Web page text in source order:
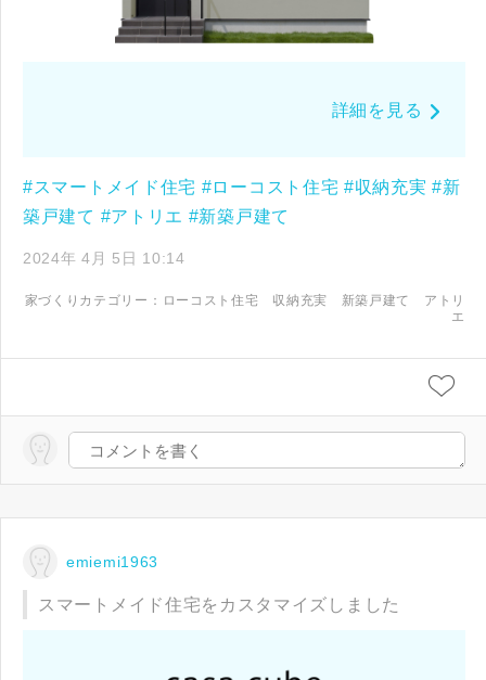
詳細を見る
#スマートメイド住宅 #ローコスト住宅 #収納充実 #新
築戸建て #アトリエ #新築戸建て
2024年 4月 5日 10:14
家づくりカテゴリー： ローコスト住宅 収納充実 新築戸建て
アトリ
エ
emiemi1963
スマートメイド住宅をカスタマイズしました